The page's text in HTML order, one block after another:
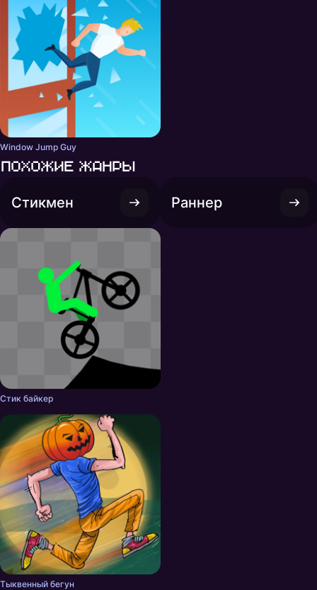
Window Jump Guy
Похожие жанры
Стикмен Раннер
Стик байкер
Тыквенный бегун